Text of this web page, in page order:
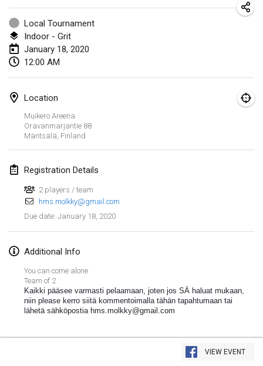
View list
Local Tournament
Indoor - Grit
January 18, 2020
12:00 AM
Location
Muikero Areena
Oravanmarjantie 88
Mäntsälä Finland
Registration Details
2 players / team
hms.molkky@gmail.com
Due date: January 18, 2020
Additional Info
You can come alone
Team of 2
Kaikki pääsee varmasti pelaamaan, joten jos SÄ haluat mukaan,
niin please kerro siitä kommentoimalla tähän tapahtumaan tai
lähetä sähköpostia hms.molkky@gmail.com
VIEW EVENT
Morukku tama League
Jan 12, 2020|Japan
Ystävyysturnaus
Jan 18, 2020
Jan 19, 2020
Tournoi d'Hiver
Tournoi de Mölkky - Lesfous Dubâtonvaigeois
Jan 25, 2020|France
February 2020
Open de l'Ourse
Möl'Krêpes
Feb 1, 2020|France